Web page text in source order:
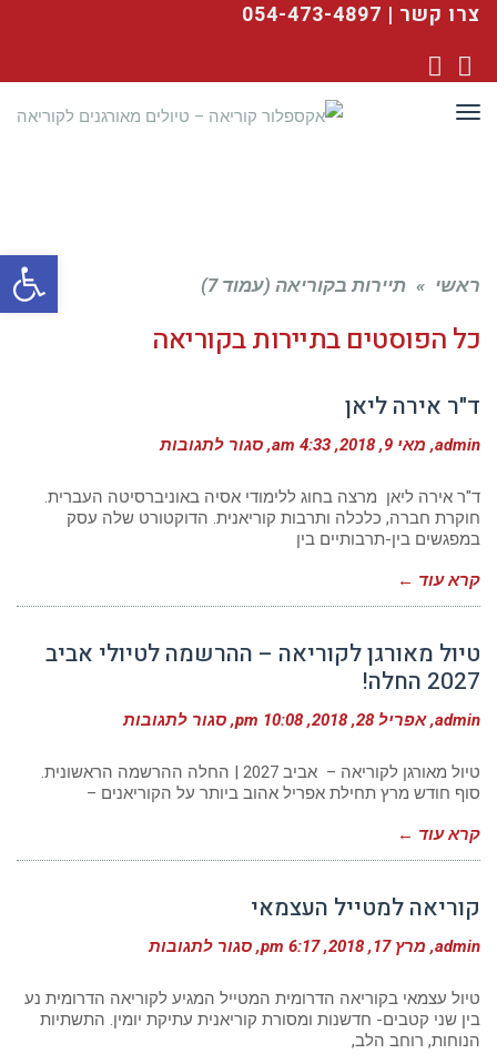
פתח
צרו קשר | 054-473-4897
Facebook
YouTube
תפריט
ראשי » תיירות בקוריאה (עמוד 7)
כל הפוסטים בתיירות בקוריאה
ד"ר אירה ליאן
admin מאי 9, 2018 4:33 am סגור לתגובותעל
ליאן
ד"ר אירה ליאן מרצה בחוג ללימודי אסיה באוניברסיטה העברית.
חוקרת חברה, כלכלה ותרבות קוריאנית. הדוקטורט שלה עסק
במפגשים בין-תרבותיים בין
קרא עוד ←
טיול מאורגן לקוריאה – ההרשמה לטיולי אביב
2027 החלה!
admin אפריל 28, 2018 10:08 pm סגור לתגובותעל
לקוריאה
–
ההרשמה
טיול מאורגן לקוריאה – אביב 2027 | החלה ההרשמה הראשונית.
סוף חודש מרץ תחילת אפריל אהוב ביותר על הקוריאנים –
קרא עוד ←
קוריאה למטייל העצמאי
admin מרץ 17, 2018 6:17 pm סגור לתגובותעל
העצמאי
טיול עצמאי בקוריאה הדרומית המטייל המגיע לקוריאה הדרומית נע
בין שני קטבים- חדשנות ומסורת קוריאנית עתיקת יומין. התשתיות
הנוחות, רוחב הלב,